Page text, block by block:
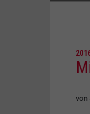
von